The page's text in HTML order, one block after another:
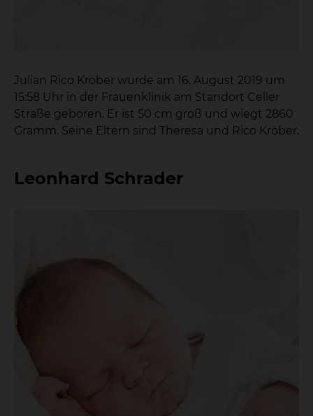
Julian Rico Kröber wurde am 16. August 2019 um
15:58 Uhr in der Frauenklinik am Standort Celler
Straße geboren. Er ist 50 cm groß und wiegt 2860
Gramm. Seine Eltern sind Theresa und Rico Kröber.
Leonhard Schrader